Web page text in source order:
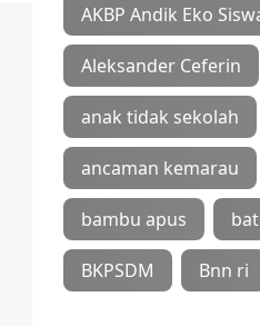
AKBP Andik Eko
Aleksander Ceferin
anak tidak sekolah
ancaman kemarau
bambu apus
BKPSDM Bnn ri